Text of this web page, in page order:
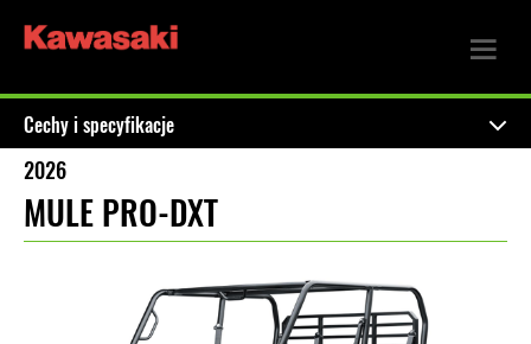
Cechy i specyfikacje
2026
MULE PRO-DXT